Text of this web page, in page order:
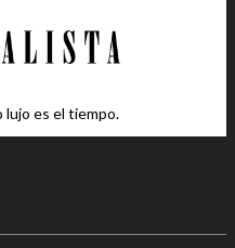
lujo es el tiempo.